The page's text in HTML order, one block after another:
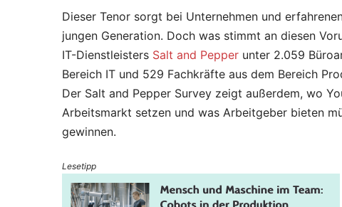
Dieser Tenor sorgt bei Unternehmen und
jungen Generation. Doch was stimmt an diesen
IT-Dienstleisters Salt and Pepper unter 2.059
Bereich IT und 529 Fachkräfte aus dem Bereich
Der Salt and Pepper Survey zeigt außerdem, wo
Arbeitsmarkt setzen und was Arbeitgeber bieten
gewinnen.
Lesetipp